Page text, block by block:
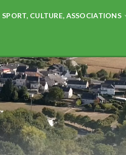
SPORT, CULTURE, ASSOCIATIONS